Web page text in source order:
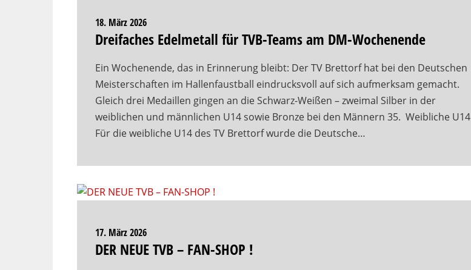
18. März 2026
Dreifaches Edelmetall für TVB-Teams am DM-Wochenende
Ein Wochenende, das in Erinnerung bleibt: Der TV Brettorf hat bei den Deutschen
Meisterschaften im Hallenfaustball eindrucksvoll auf sich aufmerksam gemacht.
Gleich drei Medaillen gingen an die Schwarz-Weißen – zweimal Silber in der
weiblichen und männlichen U14 sowie Bronze bei den Männern 35. Weibliche U14
Für die weibliche U14 des TV Brettorf wurde die Deutsche…
17. März 2026
DER NEUE TVB – FAN-SHOP !